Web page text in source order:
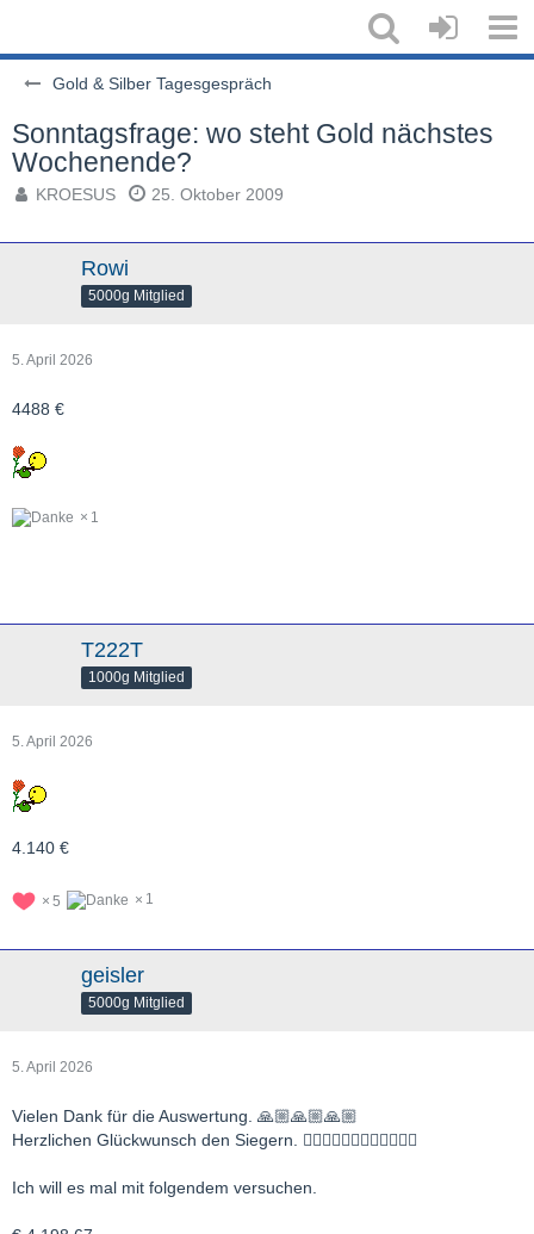
Gold & Silber Tagesgespräch
Sonntagsfrage: wo steht Gold nächstes
Wochenende?
KROESUS 25. Oktober 2009
Rowi
5000g Mitglied
5. April 2026
4488 €
1
T222T
1000g Mitglied
5. April 2026
4.140 €
5 1
geisler
5000g Mitglied
5. April 2026
Vielen Dank für die Auswertung. 🙏🏼🙏🏼🙏🏼
Herzlichen Glückwunsch den Siegern. 👍🏼👍🏼👍🏼💪🏼💪🏼💪🏼
Ich will es mal mit folgendem versuchen.